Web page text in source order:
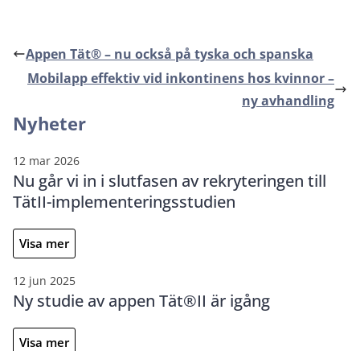
Appen Tät® – nu också på tyska och spanska
Mobilapp effektiv vid inkontinens hos kvinnor –
ny avhandling
Nyheter
12 mar 2026
Nu går vi in i slutfasen av rekryteringen till
TätII-implementeringsstudien
Visa mer
12 jun 2025
Ny studie av appen Tät®II är igång
Visa mer